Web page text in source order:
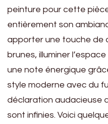
peinture pour cette
entièrement son
apporter une touche de
brunes, illuminer
une note énergique
style moderne avec du
déclaration audacieuse
sont infinies. Voici